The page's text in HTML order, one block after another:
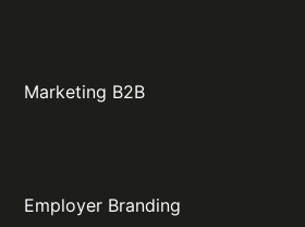
Marketing B2B
Employer Branding